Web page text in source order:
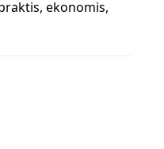
ekonomis,